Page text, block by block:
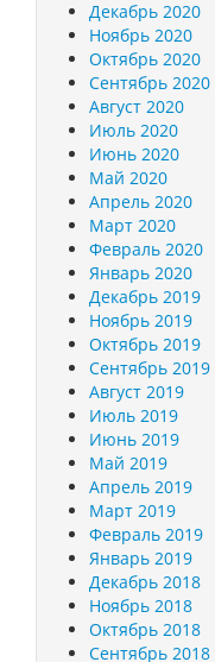
Декабрь 2020
Ноябрь 2020
Октябрь 2020
Сентябрь 2020
Август 2020
Июль 2020
Июнь 2020
Май 2020
Апрель 2020
Март 2020
Февраль 2020
Январь 2020
Декабрь 2019
Ноябрь 2019
Октябрь 2019
Сентябрь 2019
Август 2019
Июль 2019
Июнь 2019
Май 2019
Апрель 2019
Март 2019
Февраль 2019
Январь 2019
Декабрь 2018
Ноябрь 2018
Октябрь 2018
Сентябрь 2018